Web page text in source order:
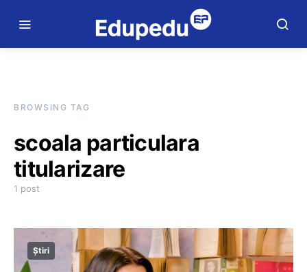
BROWSING TAG
scoala particulara
titularizare
1 post
Știri